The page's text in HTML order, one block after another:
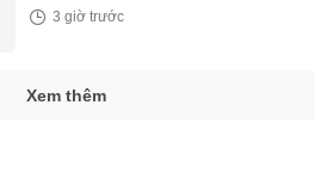
3 giờ trước
Xem thêm